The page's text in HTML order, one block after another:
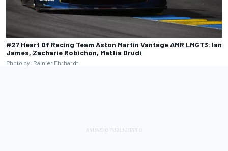
#27 Heart Of Racing Team Aston Martin Vantage AMR LMGT3: Ian
James, Zacharie Robichon, Mattia Drudi
Photo by: Rainier Ehrhardt